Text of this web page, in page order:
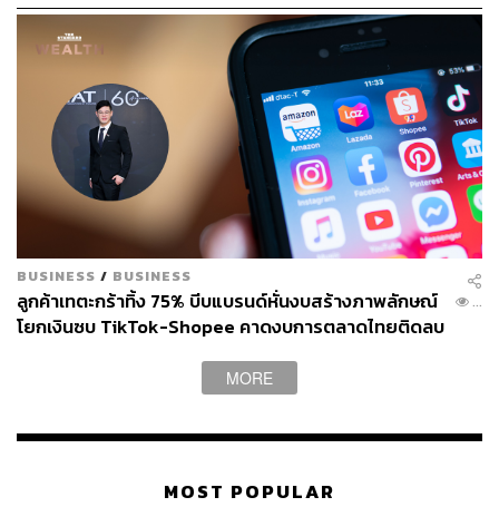
BUSINESS / BUSINESS
ลูกค้าเทตะกร้าทิ้ง 75% บีบแบรนด์หั่นงบสร้างภาพลักษณ์
โยกเงินซบ TikTok-Shopee คาดงบการตลาดไทยติดลบ
...
MORE
MOST POPULAR